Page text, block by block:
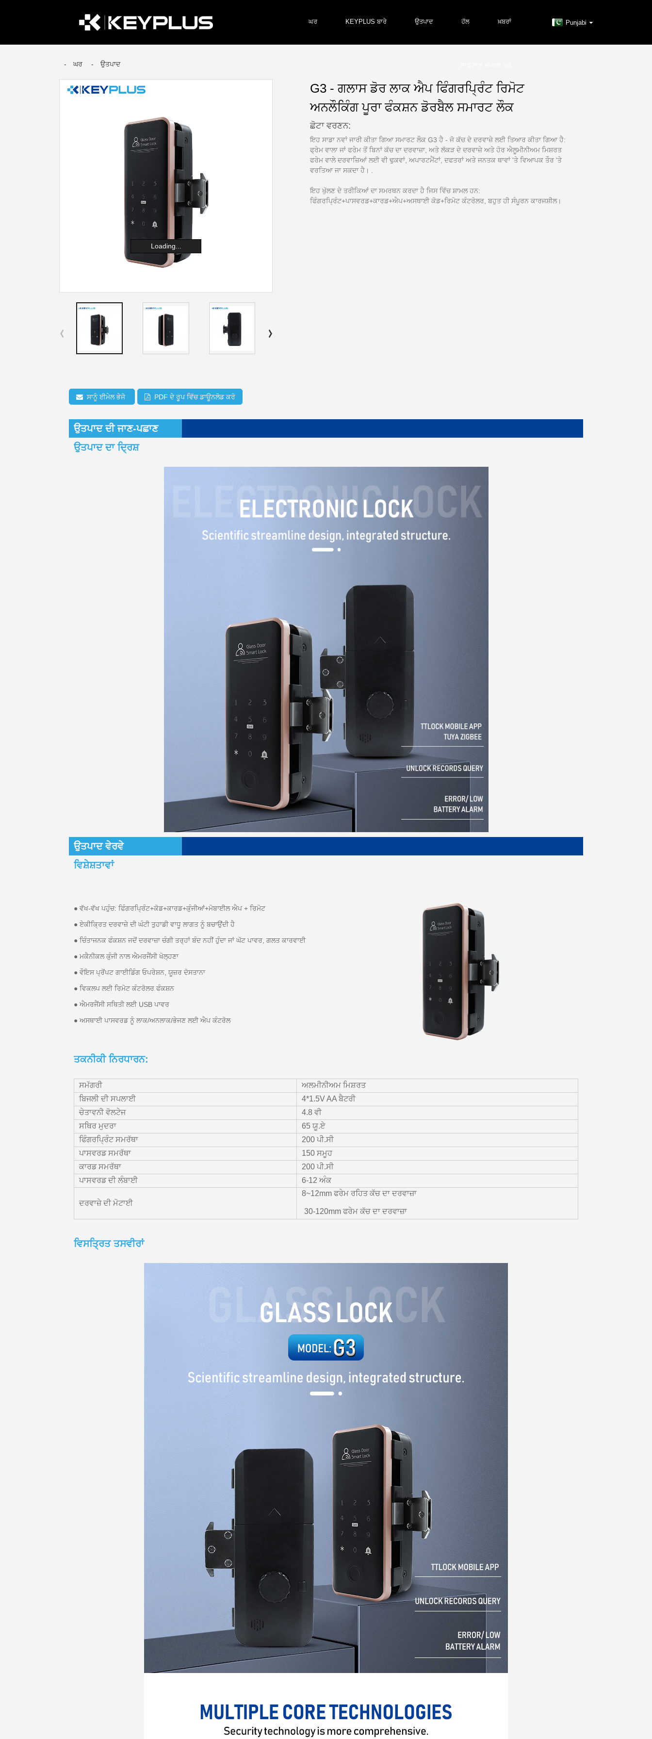
ਘਰ KEYPLUS ਬਾਰੇ ਉਤਪਾਦ ਹੱਲ ਖ਼ਬਰਾਂ Punjabi
ਘਰ ਉਤਪਾਦ
Loading...
G3 - ਗਲਾਸ ਡੋਰ ਲਾਕ ਐਪ ਫਿੰਗਰਪ੍ਰਿੰਟ ਰਿਮੋਟ
ਅਨਲੌਕਿੰਗ ਪੂਰਾ ਫੰਕਸ਼ਨ ਡੋਰਬੈਲ ਸਮਾਰਟ ਲੌਕ
ਛੋਟਾ ਵਰਣਨ:
ਇਹ ਸਾਡਾ ਨਵਾਂ ਜਾਰੀ ਕੀਤਾ ਗਿਆ ਸਮਾਰਟ ਲੌਕ G3 ਹੈ - ਜੋ ਕੱਚ ਦੇ ਦਰਵਾਜ਼ੇ ਲਈ ਤਿਆਰ ਕੀਤਾ ਗਿਆ ਹੈ:
ਫ੍ਰੇਮ ਵਾਲਾ ਜਾਂ ਫਰੇਮ ਤੋਂ ਬਿਨਾਂ ਕੱਚ ਦਾ ਦਰਵਾਜ਼ਾ, ਅਤੇ ਲੱਕੜ ਦੇ ਦਰਵਾਜ਼ੇ ਅਤੇ ਹੋਰ ਐਲੂਮੀਨੀਅਮ ਮਿਸ਼ਰਤ
ਫਰੇਮ ਵਾਲੇ ਦਰਵਾਜ਼ਿਆਂ ਲਈ ਵੀ ਢੁਕਵਾਂ, ਅਪਾਰਟਮੈਂਟਾਂ, ਦਫਤਰਾਂ ਅਤੇ ਜਨਤਕ ਥਾਵਾਂ 'ਤੇ ਵਿਆਪਕ ਤੌਰ 'ਤੇ
ਵਰਤਿਆ ਜਾ ਸਕਦਾ ਹੈ। .
ਇਹ ਖੁੱਲਣ ਦੇ ਤਰੀਕਿਆਂ ਦਾ ਸਮਰਥਨ ਕਰਦਾ ਹੈ ਜਿਸ ਵਿੱਚ ਸ਼ਾਮਲ ਹਨ:
ਫਿੰਗਰਪ੍ਰਿੰਟ+ਪਾਸਵਰਡ+ਕਾਰਡ+ਐਪ+ਅਸਥਾਈ ਕੋਡ+ਰਿਮੋਟ ਕੰਟਰੋਲਰ, ਬਹੁਤ ਹੀ ਸੰਪੂਰਨ ਕਾਰਜਸ਼ੀਲ।
ਸਾਨੂੰ ਈਮੇਲ ਭੇਜੋ PDF ਦੇ ਰੂਪ ਵਿੱਚ ਡਾਊਨਲੋਡ ਕਰੋ
ਉਤਪਾਦ ਦੀ ਜਾਣ-ਪਛਾਣ
ਉਤਪਾਦ ਦਾ ਦ੍ਰਿਸ਼
ਉਤਪਾਦ ਵੇਰਵੇ
ਵਿਸ਼ੇਸ਼ਤਾਵਾਂ
● ਵੱਖ-ਵੱਖ ਪਹੁੰਚ: ਫਿੰਗਰਪ੍ਰਿੰਟ+ਕੋਡ+ਕਾਰਡ+ਕੁੰਜੀਆਂ+ਮੋਬਾਈਲ ਐਪ + ਰਿਮੋਟ
● ਏਕੀਕ੍ਰਿਤ ਦਰਵਾਜ਼ੇ ਦੀ ਘੰਟੀ ਤੁਹਾਡੀ ਵਾਧੂ ਲਾਗਤ ਨੂੰ ਬਚਾਉਂਦੀ ਹੈ
● ਚਿੰਤਾਜਨਕ ਫੰਕਸ਼ਨ ਜਦੋਂ ਦਰਵਾਜ਼ਾ ਚੰਗੀ ਤਰ੍ਹਾਂ ਬੰਦ ਨਹੀਂ ਹੁੰਦਾ ਜਾਂ ਘੱਟ ਪਾਵਰ, ਗਲਤ ਕਾਰਵਾਈ
● ਮਕੈਨੀਕਲ ਕੁੰਜੀ ਨਾਲ ਐਮਰਜੈਂਸੀ ਖੋਲ੍ਹਣਾ
● ਵੌਇਸ ਪ੍ਰੋਂਪਟ ਗਾਈਡਿੰਗ ਓਪਰੇਸ਼ਨ, ਯੂਜ਼ਰ ਦੋਸਤਾਨਾ
● ਵਿਕਲਪ ਲਈ ਰਿਮੋਟ ਕੰਟਰੋਲਰ ਫੰਕਸ਼ਨ
● ਐਮਰਜੈਂਸੀ ਸਥਿਤੀ ਲਈ USB ਪਾਵਰ
● ਅਸਥਾਈ ਪਾਸਵਰਡ ਨੂੰ ਲਾਕ/ਅਨਲਾਕ/ਭੇਜਣ ਲਈ ਐਪ ਕੰਟਰੋਲ
ਤਕਨੀਕੀ ਨਿਰਧਾਰਨ:
ਸਮੱਗਰੀ
ਅਲਮੀਨੀਅਮ ਮਿਸ਼ਰਤ
ਬਿਜਲੀ ਦੀ ਸਪਲਾਈ
4*1.5V AA ਬੈਟਰੀ
ਚੇਤਾਵਨੀ ਵੋਲਟੇਜ
4.8 ਵੀ
ਸਥਿਰ ਮੁਦਰਾ
65 ਯੂ.ਏ
ਫਿੰਗਰਪ੍ਰਿੰਟ ਸਮਰੱਥਾ
200 ਪੀ.ਸੀ
ਪਾਸਵਰਡ ਸਮਰੱਥਾ
150 ਸਮੂਹ
ਕਾਰਡ ਸਮਰੱਥਾ
200 ਪੀ.ਸੀ
ਪਾਸਵਰਡ ਦੀ ਲੰਬਾਈ
6-12 ਅੰਕ
ਦਰਵਾਜ਼ੇ ਦੀ ਮੋਟਾਈ
8~12mm ਫਰੇਮ ਰਹਿਤ ਕੱਚ ਦਾ ਦਰਵਾਜ਼ਾ
30-120mm ਫਰੇਮ ਕੱਚ ਦਾ ਦਰਵਾਜ਼ਾ
ਵਿਸਤ੍ਰਿਤ ਤਸਵੀਰਾਂ